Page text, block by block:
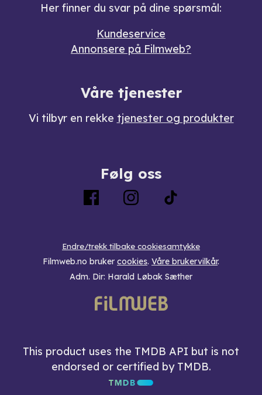
Her finner du svar på dine spørsmål:
Kundeservice
Annonsere på Filmweb?
Våre tjenester
Vi tilbyr en rekke tjenester og produkter
Følg oss
Endre/trekk tilbake cookiesamtykke
Filmweb.no bruker cookies. Våre brukervilkår.
Adm. Dir: Harald Løbak Sæther
This product uses the TMDB API but is not
endorsed or certified by TMDB.